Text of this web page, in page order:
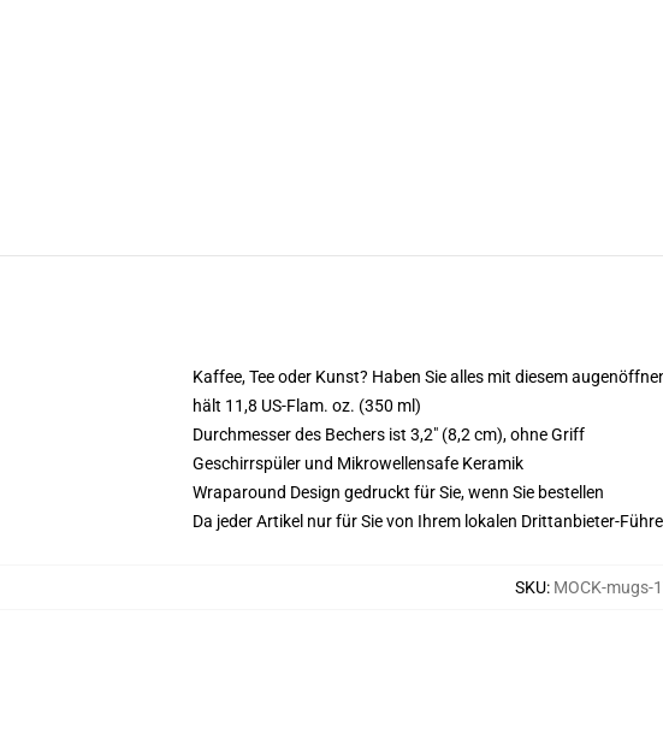
Kaffee, Tee oder Kunst? Haben Sie alles mit diesem
hält 11,8 US-Flam. oz. (350 ml)
Durchmesser des Bechers ist 3,2" (8,2 cm), ohne Griff
Geschirrspüler und Mikrowellensafe Keramik
Wraparound Design gedruckt für Sie, wenn Sie bestellen
Da jeder Artikel nur für Sie von Ihrem lokalen Drittanbieter-
SKU: MOCK-mugs-